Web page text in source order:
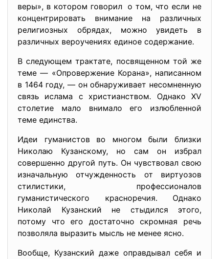
веры», в котором говорил о том, что если не
концентрировать внимание на различных
религиозных обрядах, можно увидеть в
различных вероучениях единое содержание.
В следующем трактате, посвященном той же
теме — «Опровержение Корана», написанном
в 1464 году, — он обнаруживает несомненную
связь ислама с христианством. Однако XV
столетие мало внимало его излюбленной
теме единства.
Идеи гуманистов во многом были близки
Николаю Кузанскому, но сам он избрал
совершенно другой путь. Он чувствовал свою
изначальную отчужденность от виртуозов
стилистики, профессионалов
гуманистического красноречия. Однако
Николай Кузанский не стыдился этого,
потому что его достаточно скромная речь
позволяла выразить мысль не менее ясно.
Вообще, Кузанский даже оправдывал себя и